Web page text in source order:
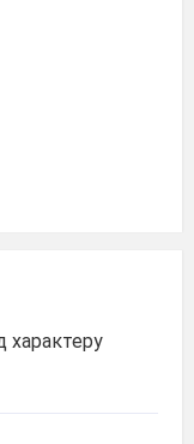
характеру